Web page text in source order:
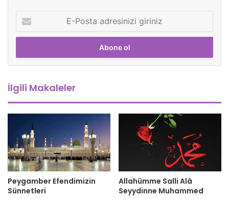
P
s
a
d
r
i
n
i
i
İlgili Makaleler
Peygamber Efendimizin
Sünnetleri
Allahümme Salli Alâ
Seyydinne Muhammed